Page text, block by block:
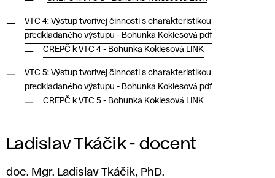
VTC 4: Výstup tvorivej činnosti s charakteristikou
predkladaného výstupu - Bohunka Koklesová pdf
CREPČ k VTC 4 - Bohunka Koklesová LINK
VTC 5: Výstup tvorivej činnosti s charakteristikou
predkladaného výstupu - Bohunka Koklesová pdf
CREPČ k VTC 5 - Bohunka Koklesová LINK
Ladislav Tkáčik - docent
doc. Mgr. Ladislav Tkáčik, PhD.